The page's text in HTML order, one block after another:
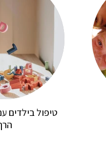
טיפול בילדים